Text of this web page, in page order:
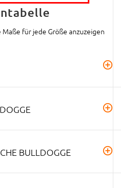
für jede Größe anzuzeigen
BULLDOGGE